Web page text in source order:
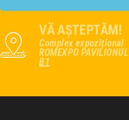
VĂ AȘTEPTĂM!
Complex expozițional
ROMEXPO PAVILIONUL
B1